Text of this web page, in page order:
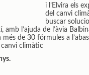
i l’Elvira els
del canvi
buscar
amb l’ajuda de l’àvia
de 30 fórmules a
climàtic